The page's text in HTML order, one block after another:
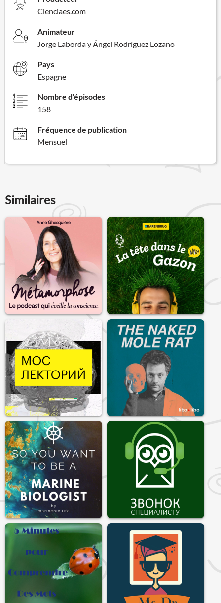
Cienciaes.com
Animateur
Jorge Laborda y Ángel Rodríguez Lozano
Pays
Espagne
Nombre d'épisodes
158
Fréquence de publication
Mensuel
Similaires